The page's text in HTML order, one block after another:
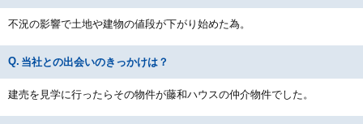
不況の影響で土地や建物の値段が下がり始めた為。
当社との出会いのきっかけは？
建売を見学に行ったらその物件が藤和ハウスの仲介物件でした。